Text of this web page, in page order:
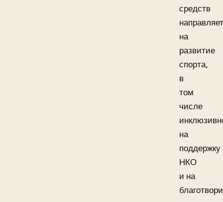
средств
на
развитие
спорта,
в
том
числе
на
поддержку
НКО
и на